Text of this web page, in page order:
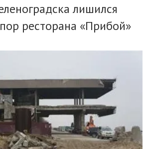
лишился
ресторана «Прибой»